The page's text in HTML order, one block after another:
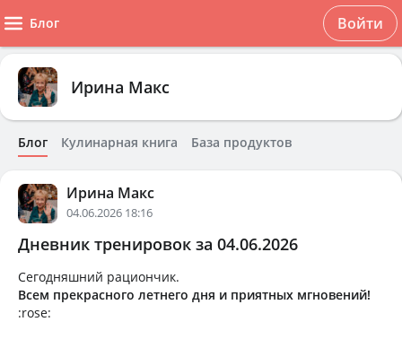
Блог Войти
Ирина Макс
Блог Кулинарная книга База продуктов
Ирина Макс
04.06.2026 18:16
Дневник тренировок за 04.06.2026
Сегодняшний рациончик.
Всем прекрасного летнего дня и приятных мгновений!
:rose: